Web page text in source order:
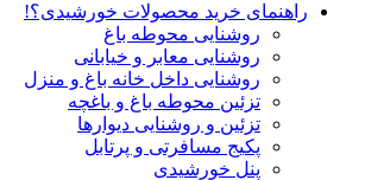
راهنمای خرید محصولات خورشیدی؟!
روشنایی محوطه باغ
روشنایی معابر و خیابانی
روشنایی داخل خانه باغ و منزل
تزئین محوطه باغ و باغچه
تزئین و روشنایی دیوارها
پکیج مسافرتی و پرتابل
پنل خورشیدی